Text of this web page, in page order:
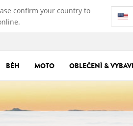
confirm your country to
BĚH MOTO OBLEČENÍ &